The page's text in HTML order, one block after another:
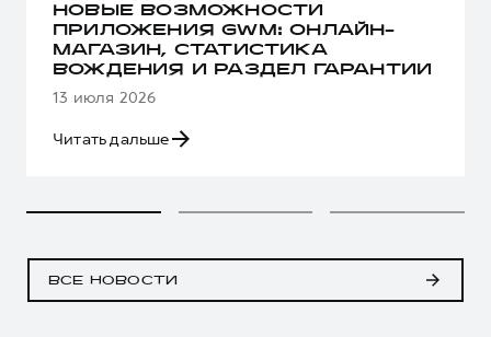
НОВЫЕ ВОЗМОЖНОСТИ
ПРИЛОЖЕНИЯ GWM: ОНЛАЙН-
МАГАЗИН, СТАТИСТИКА
ВОЖДЕНИЯ И РАЗДЕЛ ГАРАНТИИ
13 июля 2026
Читать дальше
ВСЕ НОВОСТИ